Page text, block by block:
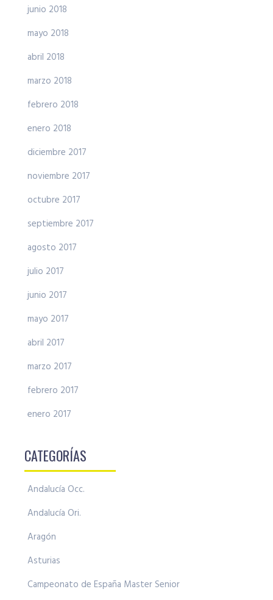
junio 2018
mayo 2018
abril 2018
marzo 2018
febrero 2018
enero 2018
diciembre 2017
noviembre 2017
octubre 2017
septiembre 2017
agosto 2017
julio 2017
junio 2017
mayo 2017
abril 2017
marzo 2017
febrero 2017
enero 2017
CATEGORÍAS
Andalucía Occ.
Andalucía Ori.
Aragón
Asturias
Campeonato de España Master Senior